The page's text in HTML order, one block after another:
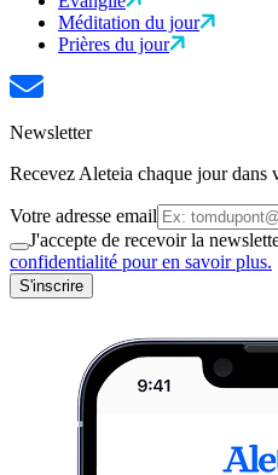
Méditation du jour
Prières du jour
Newsletter
Recevez Aleteia chaque jour dans
Votre adresse email
J'accepte de recevoir la
confidentialité pour en savoir plus.
S'inscrire